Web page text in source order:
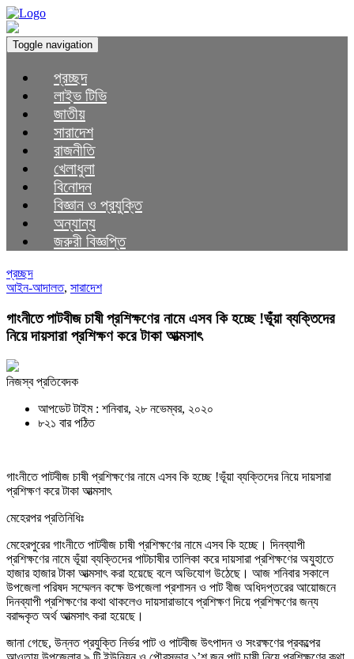
Toggle navigation
প্রচ্ছদ
লাইভ টিভি
জাতীয়
সারাদেশ
রাজনীতি
খেলাধুলা
বিনোদন
বিজ্ঞান ও প্রযুক্তি
অন্যান্য
জরুরী বিজ্ঞপ্তি
প্রচ্ছদ
আইন-আদালত, সারাদেশ
গাংনীতে পাটবীজ চাষী প্রশিক্ষণের নামে এসব কি হচ্ছে !ভূঁয়া ব্যক্তিদের
নিয়ে দায়সারা প্রশিক্ষণ করে টাকা আত্মসাৎ
নিজস্ব প্রতিবেদক
আপডেট টাইম : শনিবার, ২৮ নভেম্বর, ২০২০
৮২১ বার পঠিত
গাংনীতে পাটবীজ চাষী প্রশিক্ষণের নামে এসব কি হচ্ছে !ভূঁয়া ব্যক্তিদের নিয়ে দায়সারা
প্রশিক্ষণ করে টাকা আত্মসাৎ
মেহেরপর প্রতিনিধিঃ
মেহেরপুরের গাংনীতে পাটবীজ চাষী প্রশিক্ষণের নামে এসব কি হচ্ছে। দিনব্যাপী
প্রশিক্ষণের নামে ভূঁয়া ব্যক্তিদের পাটচাষীর তালিকা করে দায়সারা প্রশিক্ষণের অযুহাতে
হাজার হাজার টাকা আত্মসাৎ করা হয়েছে বলে অভিযোগ উঠেছে। আজ শনিবার সকালে
উপজেলা পরিষদ সম্মেলন কক্ষে উপজেলা প্রশাসন ও পাট বীজ অধিদপ্তরের আয়োজনে
দিনব্যাপী প্রশিক্ষণের কথা থাকলেও দায়সারাভাবে প্রশিক্ষণ দিয়ে প্রশিক্ষণের জন্য
বরাদ্দকৃত অর্থ আত্মসাৎ করা হয়েছে।
জানা গেছে, উন্নত প্রযুক্তি নির্ভর পাট ও পাটবীজ উৎপাদন ও সংরক্ষণের প্রকল্পের